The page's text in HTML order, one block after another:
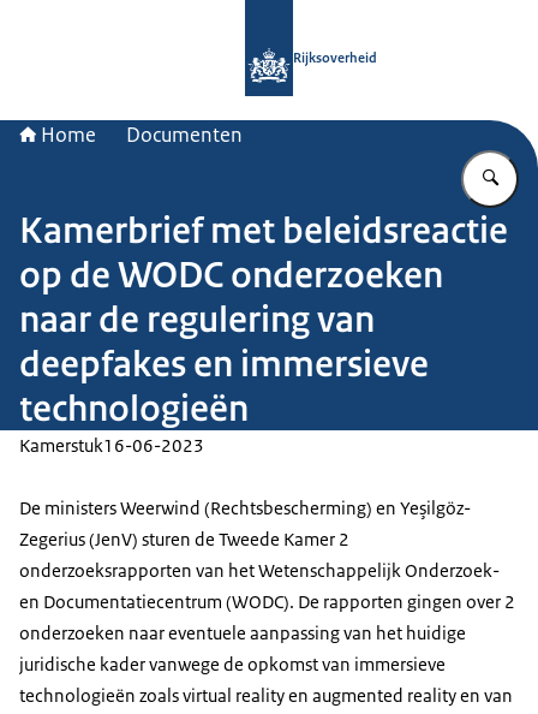
Rijksoverheid
Home Documenten
Kamerbrief met beleidsreactie
op de WODC onderzoeken
naar de regulering van
deepfakes en immersieve
technologieën
Kamerstuk16-06-2023
De ministers Weerwind (Rechtsbescherming) en Yeşilgöz-
Zegerius (JenV) sturen de Tweede Kamer 2
onderzoeksrapporten van het Wetenschappelijk Onderzoek-
en Documentatiecentrum (WODC). De rapporten gingen over 2
onderzoeken naar eventuele aanpassing van het huidige
juridische kader vanwege de opkomst van immersieve
technologieën zoals virtual reality en augmented reality en van